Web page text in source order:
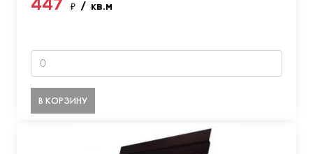
447 ₽ / кв.м
В КОРЗИНУ